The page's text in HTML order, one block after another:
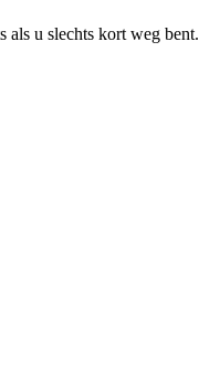
u slechts kort weg bent.